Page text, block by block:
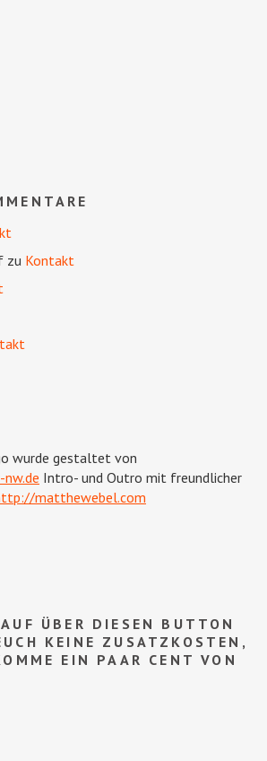
zu Kontakt
wurde gestaltet von
Intro- und Outro mit freundlicher
matthewebel.com
ÜBER DIESEN BUTTON
KEINE ZUSATZKOSTEN,
EIN PAAR CENT VON